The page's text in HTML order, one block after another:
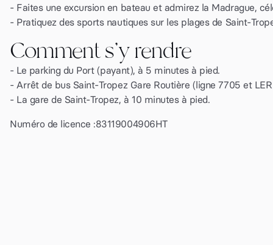
- Faites une excursion en bateau et admirez la Madrague,
- Pratiquez des sports nautiques sur les plages de Saint-
Comment s'y rendre
- Le parking du Port (payant), à 5 minutes à pied.
- Arrêt de bus Saint-Tropez Gare Routière (ligne 7705 et
- La gare de Saint-Tropez, à 10 minutes à pied.
Numéro de licence :83119004906HT